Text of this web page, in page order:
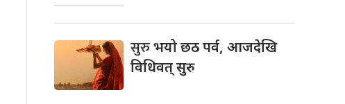
सुरुभयो छठ पर्व, आजदेखि
विधिवत् सुरु